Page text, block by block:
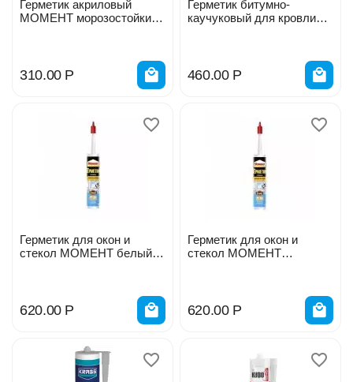
Герметик акриловый
МОМЕНТ морозостойкий
310.00 Р
Герметик битумно-
каучуковый для кровли
460.00 Р
Герметик для окон и
стекол МОМЕНТ белый
620.00 Р
Герметик для окон и
стекол МОМЕНТ
620.00 Р